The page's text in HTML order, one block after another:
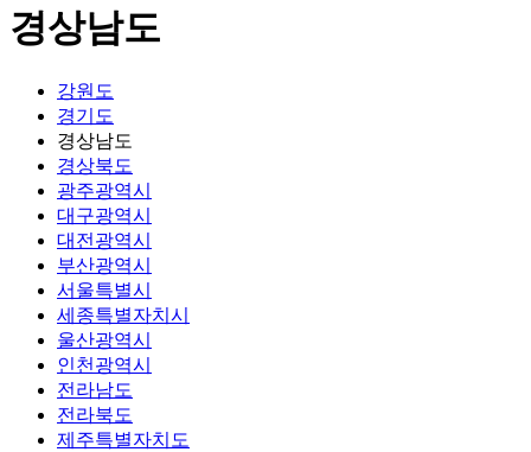
경상남도
강원도
경기도
경상남도
경상북도
광주광역시
대구광역시
대전광역시
부산광역시
서울특별시
세종특별자치시
울산광역시
인천광역시
전라남도
전라북도
제주특별자치도